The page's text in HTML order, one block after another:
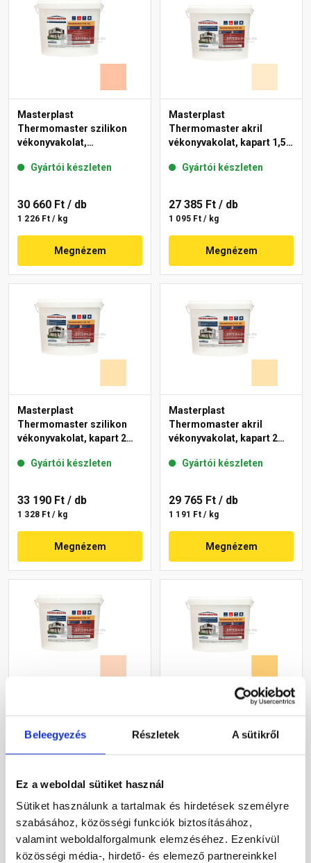
Beleegyezés Részletek A sütikről
Ez a weboldal sütiket használ
Sütiket használunk a tartalmak és hirdetések személyre
szabásához, közösségi funkciók biztosításához,
valamint weboldalforgalmunk elemzéséhez. Ezenkívül
közösségi média-, hirdető- és elemező partnereinkkel
Masterplast
Thermomaster szilikon
vékonyvakolat,
15-D 25 kg
Gyártói készleten
30 660 Ft / db
1 226 Ft / kg
Megnézem
Masterplast
Thermomaster akril
vékonyvakolat, kapart 1,5
Gyártói készleten
27 385 Ft / db
1 095 Ft / kg
Megnézem
Masterplast
Thermomaster szilikon
vékonyvakolat, kapart 2
Gyártói készleten
33 190 Ft / db
1 328 Ft / kg
Megnézem
Masterplast
Thermomaster akril
vékonyvakolat, kapart 2
Gyártói készleten
29 765 Ft / db
1 191 Ft / kg
Megnézem
vékonyvakolat, kapart 2
1 226 Ft / kg
Megnézem
vékonyvakolat, kapart 1,5
1 631 Ft / kg
Megnézem